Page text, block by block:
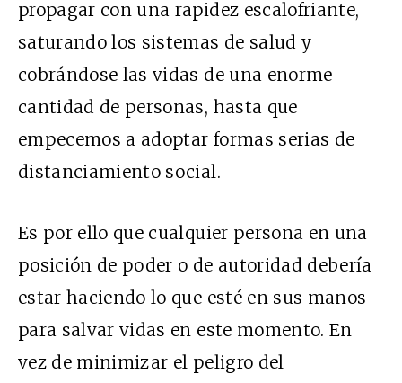
propagar con una rapidez escalofriante,
saturando los sistemas de salud y
cobrándose las vidas de una enorme
cantidad de personas, hasta que
empecemos a adoptar formas serias de
distanciamiento social.
Es por ello que cualquier persona en una
posición de poder o de autoridad debería
estar haciendo lo que esté en sus manos
para salvar vidas en este momento. En
vez de minimizar el peligro del